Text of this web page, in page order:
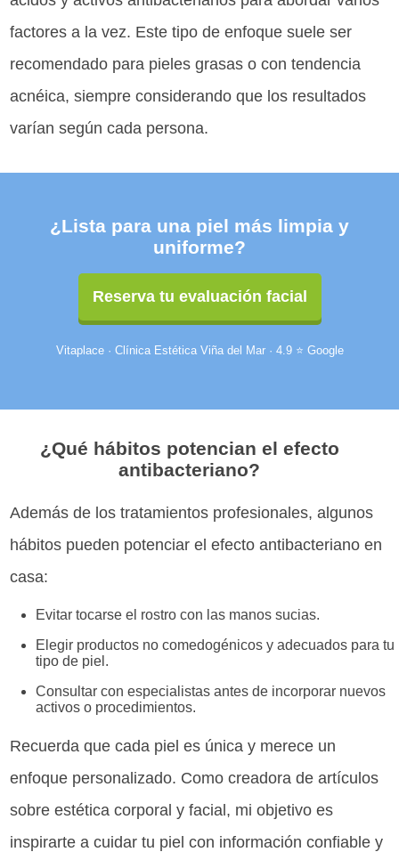
factores a la vez. Este tipo de enfoque suele ser
recomendado para pieles grasas o con tendencia
acnéica, siempre considerando que los resultados
varían según cada persona.
¿Lista para una piel más limpia y
uniforme?
Reserva tu evaluación facial
Vitaplace · Clínica Estética Viña del Mar · 4.9 ⭐ Google
¿Qué hábitos potencian el efecto
antibacteriano?
Además de los tratamientos profesionales, algunos
hábitos pueden potenciar el efecto antibacteriano en
casa:
Evitar tocarse el rostro con las manos sucias.
Elegir productos no comedogénicos y adecuados para tu
tipo de piel.
Consultar con especialistas antes de incorporar nuevos
activos o procedimientos.
Recuerda que cada piel es única y merece un
enfoque personalizado. Como creadora de artículos
sobre estética corporal y facial, mi objetivo es
inspirarte a cuidar tu piel con información confiable y